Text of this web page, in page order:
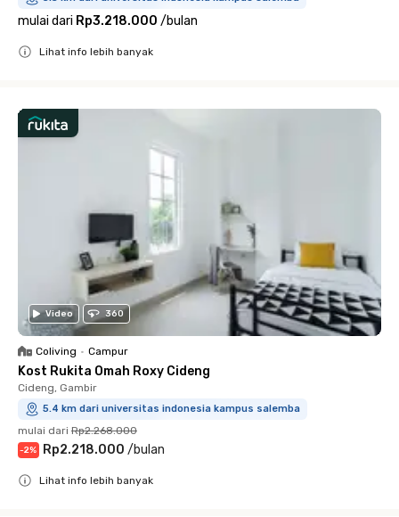
mulai dari Rp3.218.000 /bulan
Lihat info lebih banyak
Video 360
Coliving • Campur
Kost Rukita Omah Roxy Cideng
Cideng, Gambir
5.4 km dari universitas indonesia kampus salemba
mulai dari Rp2.268.000
-2% Rp2.218.000 /bulan
Lihat info lebih banyak